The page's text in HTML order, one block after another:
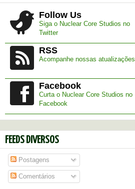
Follow Us
Siga o Nuclear Core Studios no
Twitter
RSS
Acompanhe nossas atualizações
Facebook
Curta o Nuclear Core Studios no
Facebook
FEEDS DIVERSOS
Postagens
Comentários